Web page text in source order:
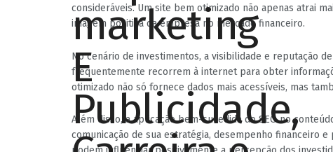
consideráveis. Um site bem otimizado não apenas atrai
imagem positiva da empresa no mercado financeiro.
No cenário de investimentos, a visibilidade e reputação
frequentemente recorrem à internet para obter
otimizado não só fornece dados mais acessíveis, mas
Além disso, a aplicação bem-sucedida do SEO no
comunicação de sua estratégia, desempenho financeiro